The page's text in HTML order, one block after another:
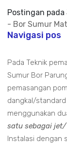
Postingan pada
- Bor Sumur
Navigasi pos
Pada Teknik
Sumur Bor
pemasangan
dangkal/
menggunakan
satu sebagai
Instalasi dengan